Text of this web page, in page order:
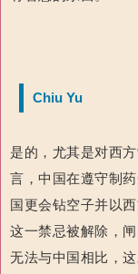
Chiu Yu
是的，尤其是对西
言，中国在遵守制
国更会钻空子并以
这一禁忌被解除，
无法与中国相比，